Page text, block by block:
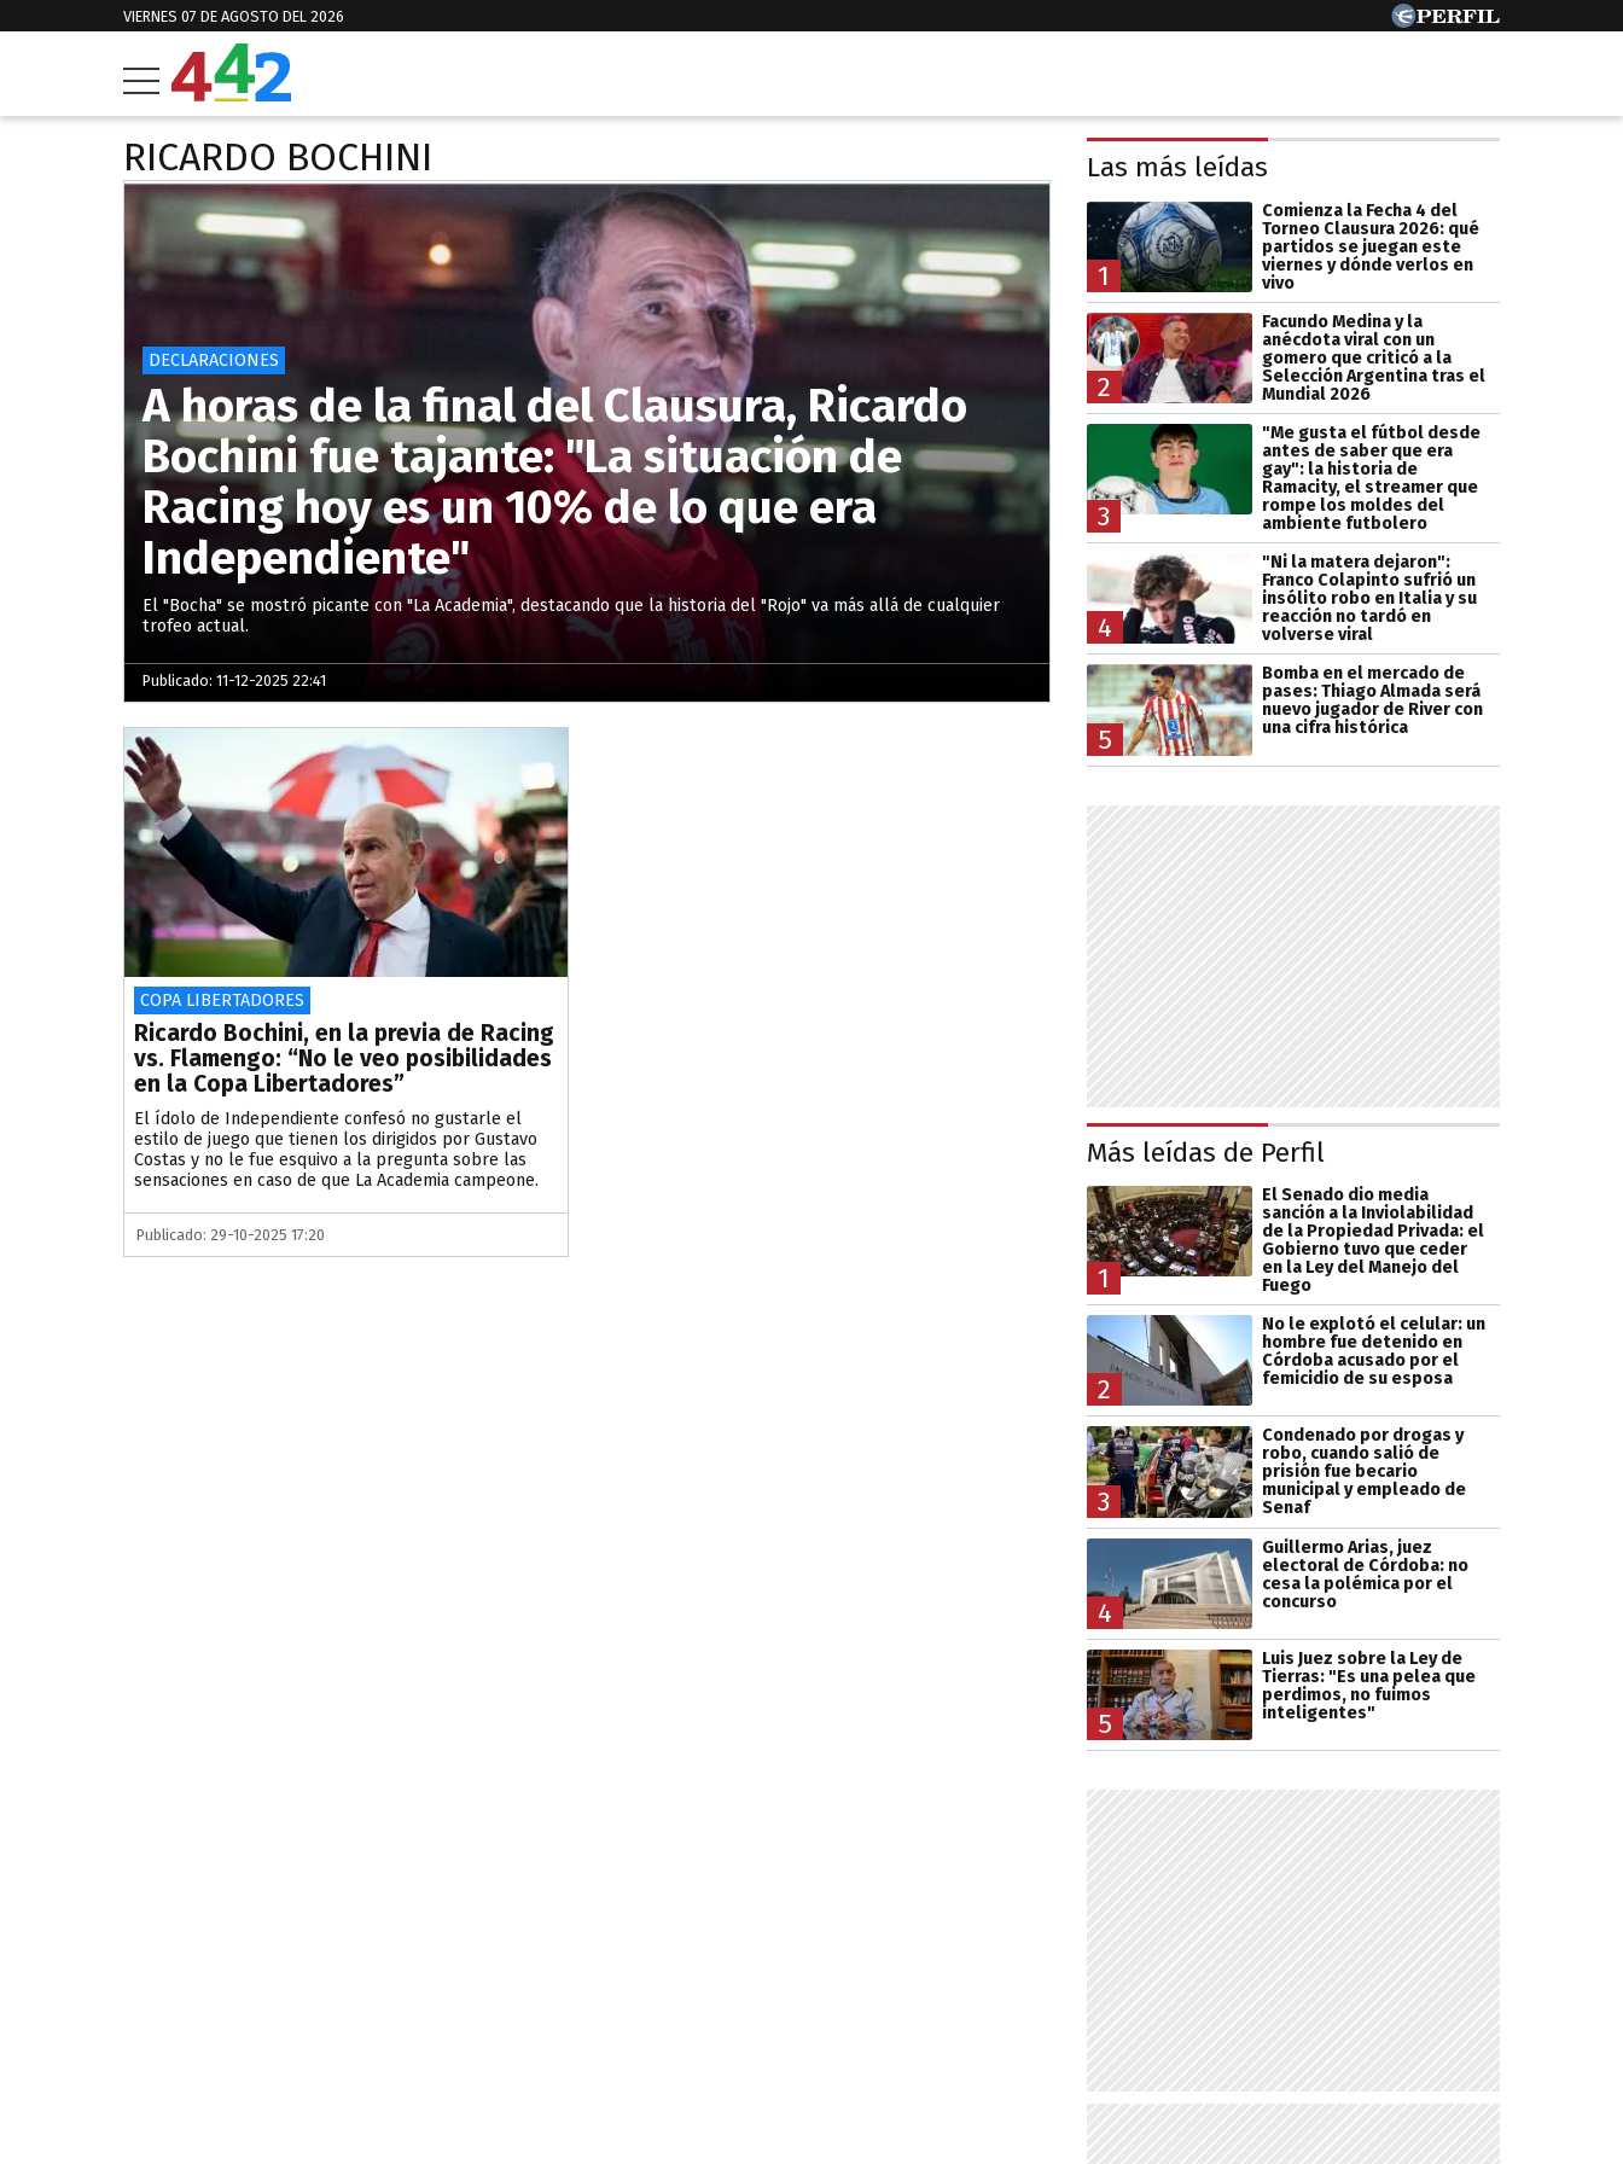
VIERNES 07 DE AGOSTO DEL 2026
RICARDO BOCHINI
DECLARACIONES
A horas de la final del Clausura, Ricardo
Bochini fue tajante: "La situación de
Racing hoy es un 10% de lo que era
Independiente"
El "Bocha" se mostró picante con "La Academia", destacando que la historia del "Rojo" va más allá de cualquier
trofeo actual.
Publicado: 11-12-2025 22:41
COPA LIBERTADORES
Ricardo Bochini, en la previa de Racing
vs. Flamengo: “No le veo posibilidades
en la Copa Libertadores”
El ídolo de Independiente confesó no gustarle el
estilo de juego que tienen los dirigidos por Gustavo
Costas y no le fue esquivo a la pregunta sobre las
sensaciones en caso de que La Academia campeone.
Publicado: 29-10-2025 17:20
Las más leídas
1
Comienza la Fecha 4 del
Torneo Clausura 2026: qué
partidos se juegan este
viernes y dónde verlos en
vivo
2
Facundo Medina y la
anécdota viral con un
gomero que criticó a la
Selección Argentina tras el
Mundial 2026
3
"Me gusta el fútbol desde
antes de saber que era
gay": la historia de
Ramacity, el streamer que
rompe los moldes del
ambiente futbolero
4
"Ni la matera dejaron":
Franco Colapinto sufrió un
insólito robo en Italia y su
reacción no tardó en
volverse viral
5
Bomba en el mercado de
pases: Thiago Almada será
nuevo jugador de River con
una cifra histórica
Más leídas de Perfil
1
El Senado dio media
sanción a la Inviolabilidad
de la Propiedad Privada: el
Gobierno tuvo que ceder
en la Ley del Manejo del
Fuego
2
No le explotó el celular: un
hombre fue detenido en
Córdoba acusado por el
femicidio de su esposa
3
Condenado por drogas y
robo, cuando salió de
prisión fue becario
municipal y empleado de
Senaf
4
Guillermo Arias, juez
electoral de Córdoba: no
cesa la polémica por el
concurso
5
Luis Juez sobre la Ley de
Tierras: "Es una pelea que
perdimos, no fuimos
inteligentes"